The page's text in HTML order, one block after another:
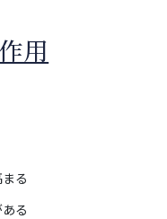
用
る
る